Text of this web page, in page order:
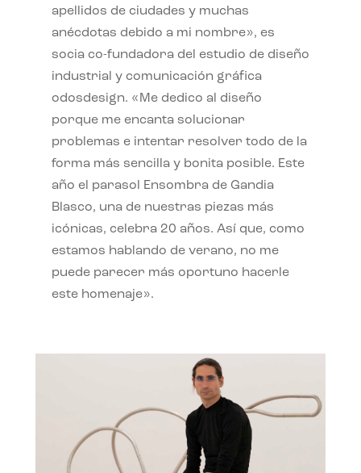
apellidos de ciudades y muchas
anécdotas debido a mi nombre», es
socia co-fundadora del estudio de diseño
industrial y comunicación gráfica
odosdesign. «Me dedico al diseño
porque me encanta solucionar
problemas e intentar resolver todo de la
forma más sencilla y bonita posible. Este
año el parasol Ensombra de Gandia
Blasco, una de nuestras piezas más
icónicas, celebra 20 años. Así que, como
estamos hablando de verano, no me
puede parecer más oportuno hacerle
este homenaje».